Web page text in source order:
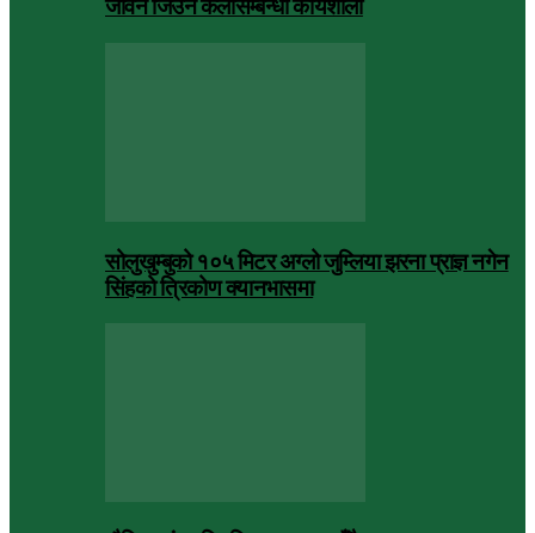
जीवन जिउने कलासम्बन्धी कार्यशाला
सोलुखुम्बुको १०५ मिटर अग्लो जुम्लिया झरना प्राज्ञ नगेन
सिंहको त्रिकोण क्यानभासमा